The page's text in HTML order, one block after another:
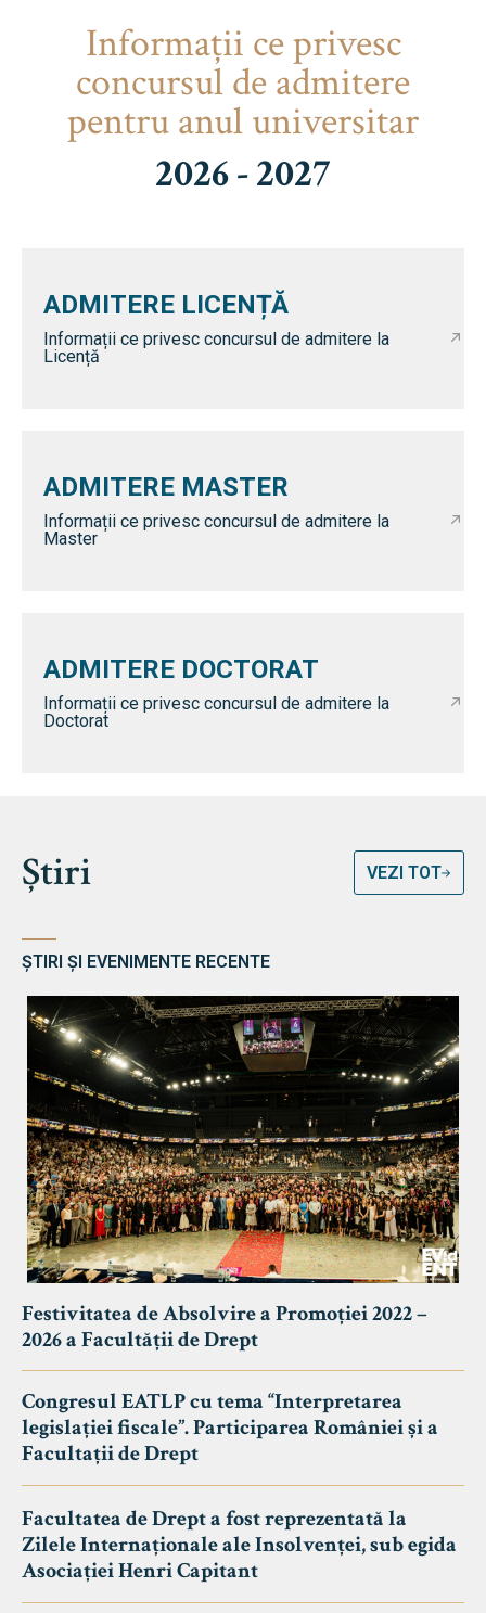
Informaţii ce privesc
concursul de admitere
pentru anul universitar
2026 - 2027
ADMITERE LICENȚĂ
Informații ce privesc concursul de admitere la
Licență
ADMITERE MASTER
Informații ce privesc concursul de admitere la
Master
ADMITERE DOCTORAT
Informații ce privesc concursul de admitere la
Doctorat
Știri VEZI TOT
ȘTIRI ȘI EVENIMENTE RECENTE
Festivitatea de Absolvire a Promoției 2022 –
2026 a Facultății de Drept
Congresul EATLP cu tema “Interpretarea
legislației fiscale”. Participarea României și a
Facultații de Drept
Facultatea de Drept a fost reprezentată la
Zilele Internaționale ale Insolvenței, sub egida
Asociației Henri Capitant